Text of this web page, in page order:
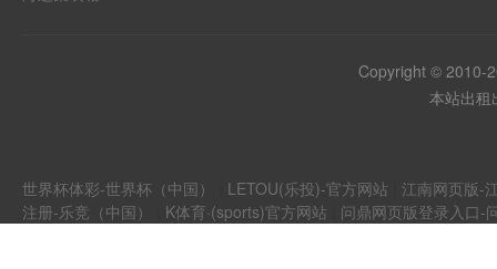
Copyright © 2010-
本站出
世界杯体彩-世界杯（中国） LETOU(乐投)-官方网站
江南网页版-
注册-乐竞（中国）
K体育·(sports)官方网站 问鼎网页版登录入口-